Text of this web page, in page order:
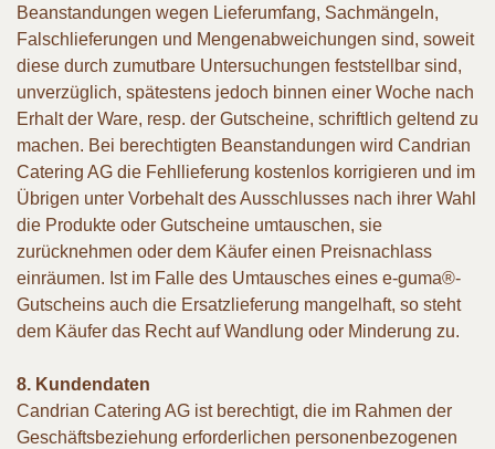
Beanstandungen wegen Lieferumfang, Sachmängeln,
Falschlieferungen und Mengenabweichungen sind, soweit
diese durch zumutbare Untersuchungen feststellbar sind,
unverzüglich, spätestens jedoch binnen einer Woche nach
Erhalt der Ware, resp. der Gutscheine, schriftlich geltend zu
machen. Bei berechtigten Beanstandungen wird Candrian
Catering AG die Fehllieferung kostenlos korrigieren und im
Übrigen unter Vorbehalt des Ausschlusses nach ihrer Wahl
die Produkte oder Gutscheine umtauschen, sie
zurücknehmen oder dem Käufer einen Preisnachlass
einräumen. Ist im Falle des Umtausches eines e-guma®-
Gutscheins auch die Ersatzlieferung mangelhaft, so steht
dem Käufer das Recht auf Wandlung oder Minderung zu.
8. Kundendaten
Candrian Catering AG ist berechtigt, die im Rahmen der
Geschäftsbeziehung erforderlichen personenbezogenen